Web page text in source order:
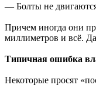
— Болты не
Причем иногда они
миллиметров и всё.
Типичная ошибка
Некоторые просят